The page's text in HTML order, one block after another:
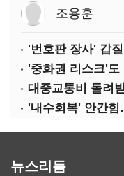
조용훈
'번호판 장사' 갑
'내수회복' 안간
뉴스리듬